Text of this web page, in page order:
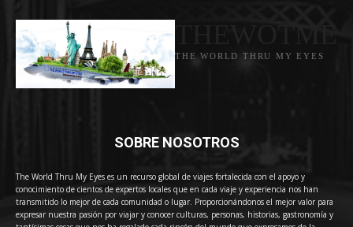
THE WORLD THRU MY EYES
SOBRE NOSOTROS
The World Thru My Eyes es un recurso global de viajes fortalecida con el apoyo y
conocimiento de cientos de expertos locales que en cada viaje y experiencia nos han
transmitido lo mejor de cada comunidad o lugar. Proporcionándonos el mejor valor para
expresar nuestra pasión por viajar y conocer culturas, personas, historias, gastronomía y